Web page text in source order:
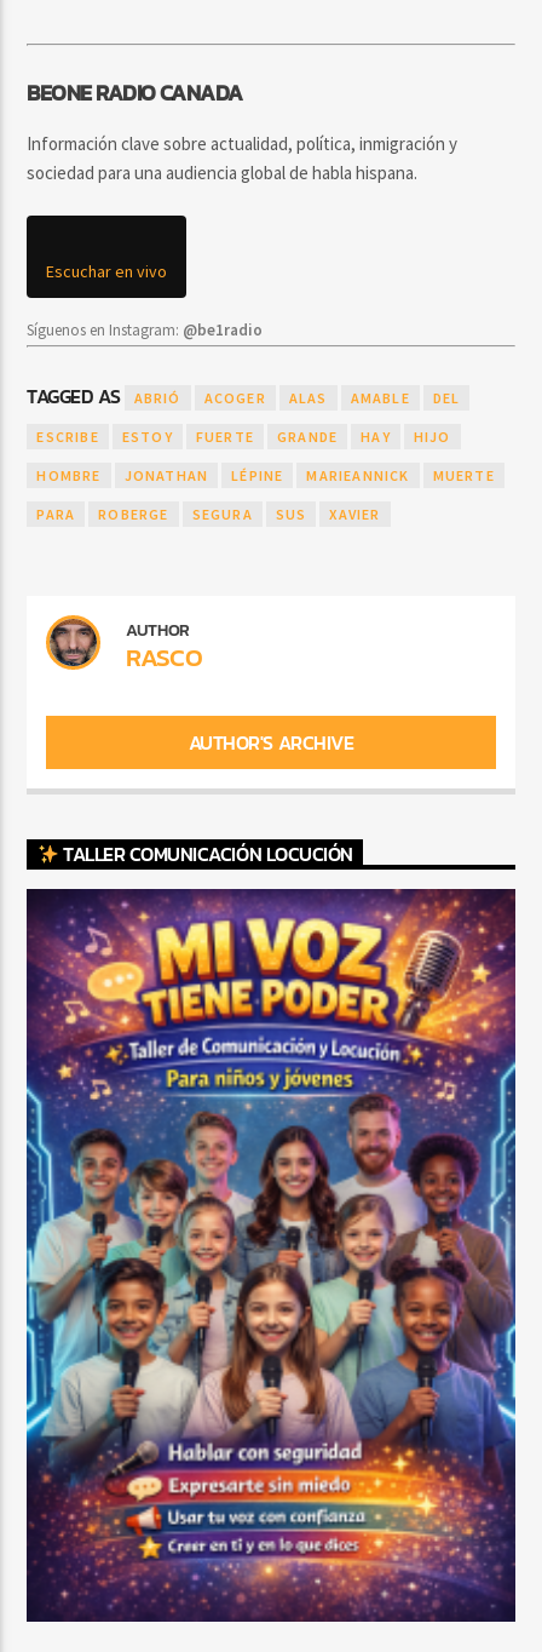
BEONE RADIO CANADA
Información clave sobre actualidad, política, inmigración y
sociedad para una audiencia global de habla hispana.
Escuchar en vivo
Síguenos en Instagram: @be1radio
TAGGED AS ABRIÓ ACOGER ALAS AMABLE DEL
ESCRIBE ESTOY FUERTE GRANDE HAY HIJO
HOMBRE JONATHAN LÉPINE MARIEANNICK MUERTE
PARA ROBERGE SEGURA SUS XAVIER
AUTHOR
RASCO
AUTHOR'S ARCHIVE
TALLER COMUNICACIÓN LOCUCIÓN